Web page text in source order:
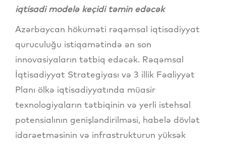
iqtisadi modelə keçidi təmin edəcək
Azərbaycan hökuməti rəqəmsal iqtisadiyyat
quruculuğu istiqamətində ən son
innovasiyaların tətbiq edəcək. Rəqəmsal
İqtisadiyyat Strategiyası və 3 illik Fəaliyyət
Planı ölkə iqtisadiyyatında müasir
texnologiyaların tətbiqinin və yerli istehsal
potensialının genişləndirilməsi, habelə dövlət
idarəetməsinin və infrastrukturun yüksək